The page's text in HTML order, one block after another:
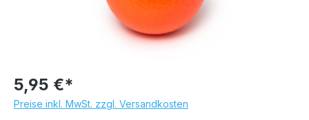
5,95 €*
Preise inkl. MwSt. zzgl. Versandkosten